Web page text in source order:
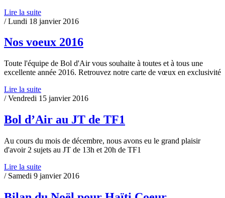
Lire la suite
/ Lundi 18 janvier 2016
Nos voeux 2016
Toute l'équipe de Bol d'Air vous souhaite à toutes et à tous une
excellente année 2016. Retrouvez notre carte de vœux en exclusivité
Lire la suite
/ Vendredi 15 janvier 2016
Bol d’Air au JT de TF1
Au cours du mois de décembre, nous avons eu le grand plaisir
d'avoir 2 sujets au JT de 13h et 20h de TF1
Lire la suite
/ Samedi 9 janvier 2016